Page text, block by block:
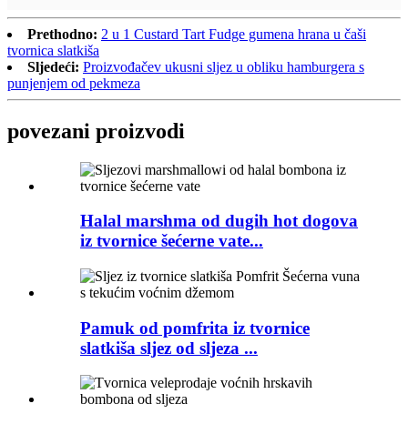
Prethodno: 2 u 1 Custard Tart Fudge gumena hrana u čaši
tvornica slatkiša
Sljedeći: Proizvođačev ukusni sljez u obliku hamburgera s
punjenjem od pekmeza
povezani proizvodi
Halal marshma od dugih hot dogova
iz tvornice šećerne vate...
Pamuk od pomfrita iz tvornice
slatkiša sljez od sljeza ...